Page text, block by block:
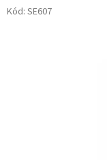
Kód: SE607